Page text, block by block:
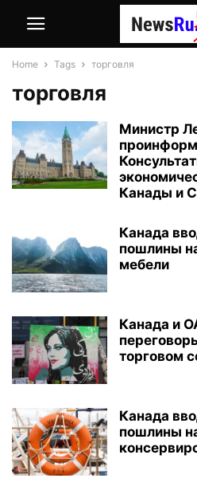
Home Tags торговля
торговля
Министр
Канады и
Канада
пошлины
мебели
Канада и
торговом
Канада
пошлины